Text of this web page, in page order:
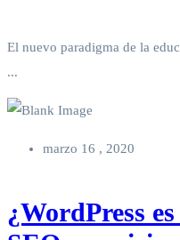
El nuevo paradigma de la
...
marzo 16 , 2020
¿WordPress